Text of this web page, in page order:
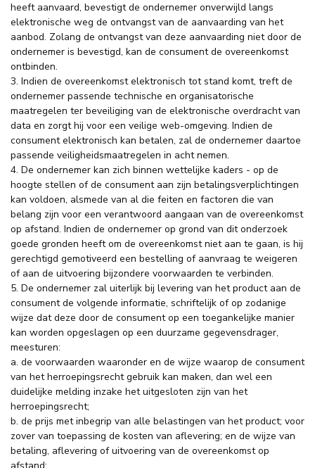
heeft aanvaard, bevestigt de ondernemer onverwijld langs
elektronische weg de ontvangst van de aanvaarding van het
aanbod. Zolang de ontvangst van deze aanvaarding niet door de
ondernemer is bevestigd, kan de consument de overeenkomst
ontbinden.
3. Indien de overeenkomst elektronisch tot stand komt, treft de
ondernemer passende technische en organisatorische
maatregelen ter beveiliging van de elektronische overdracht van
data en zorgt hij voor een veilige web-omgeving. Indien de
consument elektronisch kan betalen, zal de ondernemer daartoe
passende veiligheidsmaatregelen in acht nemen.
4. De ondernemer kan zich binnen wettelijke kaders - op de
hoogte stellen of de consument aan zijn betalingsverplichtingen
kan voldoen, alsmede van al die feiten en factoren die van
belang zijn voor een verantwoord aangaan van de overeenkomst
op afstand. Indien de ondernemer op grond van dit onderzoek
goede gronden heeft om de overeenkomst niet aan te gaan, is hij
gerechtigd gemotiveerd een bestelling of aanvraag te weigeren
of aan de uitvoering bijzondere voorwaarden te verbinden.
5. De ondernemer zal uiterlijk bij levering van het product aan de
consument de volgende informatie, schriftelijk of op zodanige
wijze dat deze door de consument op een toegankelijke manier
kan worden opgeslagen op een duurzame gegevensdrager,
meesturen:
a. de voorwaarden waaronder en de wijze waarop de consument
van het herroepingsrecht gebruik kan maken, dan wel een
duidelijke melding inzake het uitgesloten zijn van het
herroepingsrecht;
b. de prijs met inbegrip van alle belastingen van het product; voor
zover van toepassing de kosten van aflevering; en de wijze van
betaling, aflevering of uitvoering van de overeenkomst op